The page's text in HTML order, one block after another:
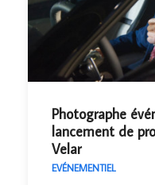
Photographe
lancement de
Velar
EVÉNEMENTIEL